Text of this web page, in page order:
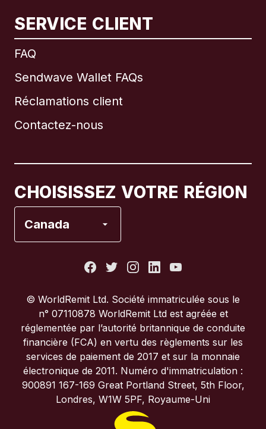
SERVICE CLIENT
FAQ
Sendwave Wallet FAQs
Réclamations client
Contactez-nous
CHOISISSEZ VOTRE RÉGION
Canada
International English
Brésil
Italie
Portugal
Royaume-Uni
© WorldRemit Ltd. Société immatriculée sous le
n° 07110878 WorldRemit Ltd est agréée et
réglementée par l’autorité britannique de conduite
financière (FCA) en vertu des règlements sur les
services de paiement de 2017 et sur la monnaie
électronique de 2011. Numéro d'immatriculation :
900891 167-169 Great Portland Street, 5th Floor,
Londres, W1W 5PF, Royaume-Uni